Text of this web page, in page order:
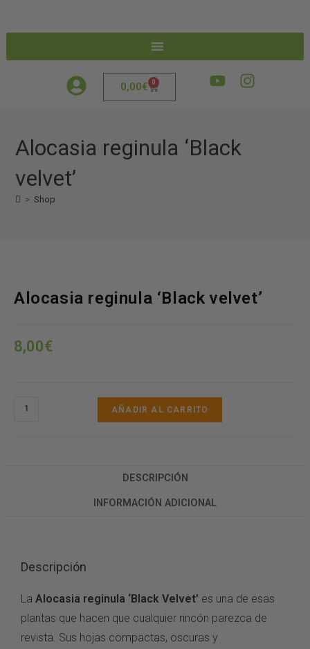
0,00€ 0
Alocasia reginula ‘Black
velvet’
> Shop
Alocasia reginula ‘Black velvet’
8,00€
AÑADIR AL CARRITO
DESCRIPCIÓN
INFORMACIÓN ADICIONAL
Descripción
La Alocasia reginula ‘Black Velvet’ es una de esas
plantas que hacen que cualquier rincón parezca de
revista. Sus hojas compactas, oscuras y